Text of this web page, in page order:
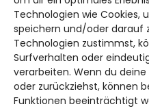
Technologien wie Cookies,
speichern und/oder darauf
Technologien zustimmst,
Surfverhalten oder
verarbeiten. Wenn du
oder zurückziehst, können
Funktionen beeinträchtigt
Bruchtorwall 12
38100 Braunschweig
Telefon: 0531 387220 –
DAS